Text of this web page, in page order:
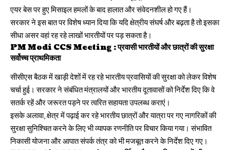
एयर बेस पर हुए मिसाइल हमलों के बाद हालात और संवेदनशील हो गए हैं।
सरकार ने इस बात पर विशेष ध्यान दिया कि यदि क्षेत्रीय संघर्ष और बढ़ता है तो इसका
सीधा असर वहां रह रहे लाखों भारतीयों पर पड़ सकता है।
PM Modi CCS Meeting :प्रवासी भारतीयों और छात्रों की सुरक्षा
सर्वोच्च प्राथमिकता
सीसीएस बैठक में खाड़ी देशों में रह रहे भारतीय प्रवासियों की सुरक्षा को लेकर विशेष
चर्चा हुई। सरकार ने संबंधित मंत्रालयों और भारतीय दूतावासों को निर्देश दिए कि वे
सतर्क रहें और जरूरत पड़ने पर त्वरित सहायता उपलब्ध कराएं।
इसके अलावा, क्षेत्र में पढ़ाई कर रहे भारतीय छात्रों और यात्रा पर गए नागरिकों की
सुरक्षा सुनिश्चित करने के लिए भी व्यापक रणनीति पर विचार किया गया। संभावित
निकासी योजना और आपात संपर्क तंत्र को भी मजबूत करने के निर्देश दिए गए।